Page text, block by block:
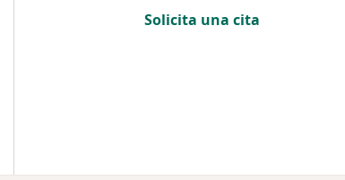
Solicita una cita